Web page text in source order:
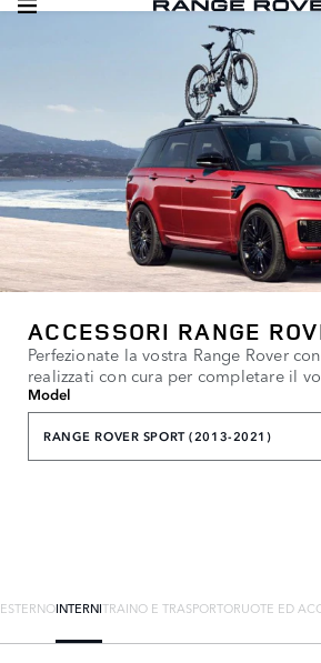
ACCESSORI RANGE
Perfezionate la vostra Range Rover
realizzati con cura per completare il
Model
RANGE ROVER SPORT (2013-2021)
ESTERNOINTERNITRAINO E TRASPORTORUOTE ED